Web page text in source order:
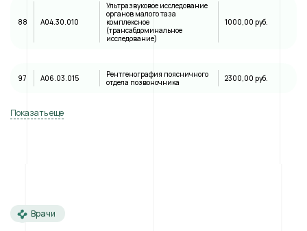
88 А04.30.010
Ультразвуковое исследование
органов малого таза
комплексное
(трансабдоминальное
исследование)
1000,00 руб.
97 A06.03.015
Рентгенография поясничного
отдела позвоночника
2300,00 руб.
Показать еще
Врачи